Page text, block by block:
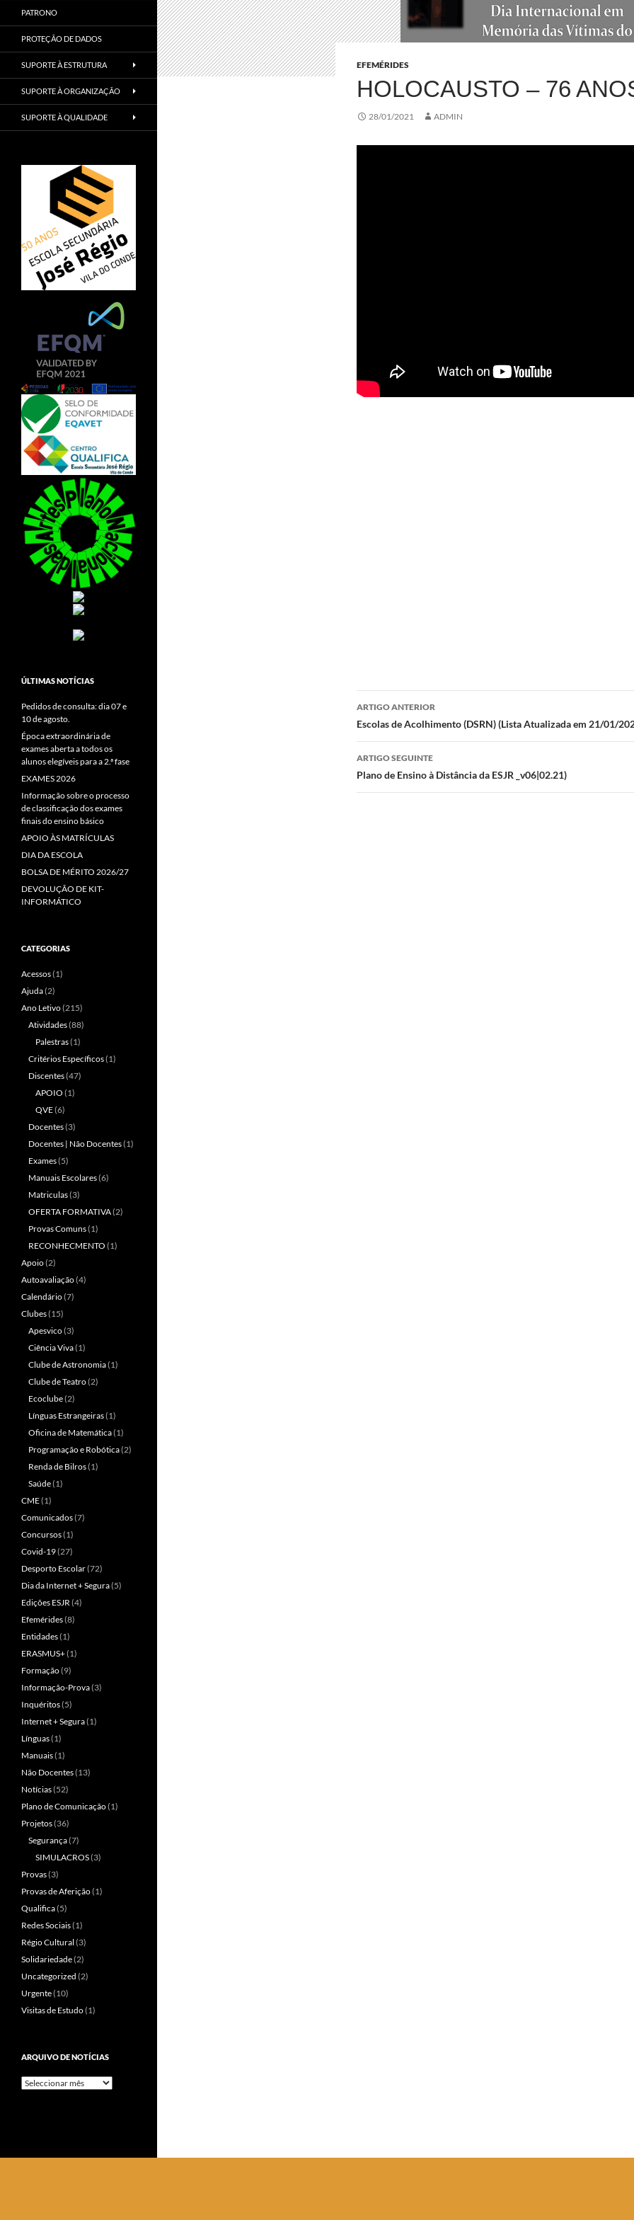
EFEMÉRIDES
HOLOCAUSTO – 76
28/01/2021 ADMIN
Navegação
de
artigos
ARTIGO ANTERIOR
Escolas de Acolhimento (DSRN) (Lista Atualizada em 21/01/
ARTIGO SEGUINTE
Plano de Ensino à Distância da ESJR _v06|02.21)
PATRONO
PROTEÇÃO DE DADOS
SUPORTE À ESTRUTURA
SUPORTE À ORGANIZAÇÃO
SUPORTE À QUALIDADE
ÚLTIMAS NOTÍCIAS
Pedidos de consulta: dia 07 e
10 de agosto.
Época extraordinária de
exames aberta a todos os
alunos elegíveis para a 2.ª fase
EXAMES 2026
Informação sobre o processo
de classificação dos exames
finais do ensino básico
APOIO ÀS MATRÍCULAS
DIA DA ESCOLA
BOLSA DE MÉRITO 2026/27
DEVOLUÇÃO DE KIT-
INFORMÁTICO
CATEGORIAS
Acessos(1)
Ajuda(2)
Ano Letivo(215)
Atividades(88)
Palestras(1)
Critérios Específicos(1)
Discentes(47)
APOIO (1)
QVE(6)
Docentes(3)
Docentes | Não Docentes(1)
Exames(5)
Manuais Escolares(6)
Matriculas(3)
OFERTA FORMATIVA(2)
Provas Comuns(1)
RECONHECMENTO (1)
Apoio(2)
Autoavaliação(4)
Calendário(7)
Clubes(15)
Apesvico(3)
Ciência Viva(1)
Clube de Astronomia(1)
Clube de Teatro(2)
Ecoclube(2)
Línguas Estrangeiras(1)
Oficina de Matemática(1)
Programação e Robótica(2)
Renda de Bilros(1)
Saúde(1)
CME(1)
Comunicados(7)
Concursos(1)
Covid-19(27)
Desporto Escolar(72)
Dia da Internet + Segura(5)
Edições ESJR (4)
Efemérides(8)
Entidades(1)
ERASMUS+(1)
Formação(9)
Informação-Prova(3)
Inquéritos(5)
Internet + Segura(1)
Línguas(1)
Manuais(1)
Não Docentes(13)
Notícias(52)
Plano de Comunicação(1)
Projetos(36)
Segurança(7)
SIMULACROS(3)
Provas(3)
Provas de Aferição(1)
Qualifica(5)
Redes Sociais(1)
Régio Cultural (3)
Solidariedade(2)
Uncategorized (2)
Urgente(10)
Visitas de Estudo(1)
ARQUIVO DE NOTÍCIAS
Arquivo